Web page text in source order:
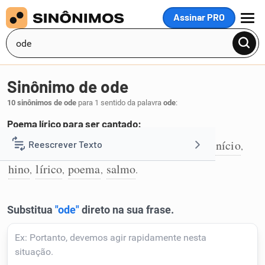
Assinar PRO
MENU
Reescrever Texto
Resumir Texto
Corrigir Texto
Detector de IA
Sinônimo de ode
10 sinônimos de ode para 1 sentido da palavra ode:
Poema lírico para ser cantado:
1 poesia,ária,canção , epinício,
hino, lírico, poema, salmo.